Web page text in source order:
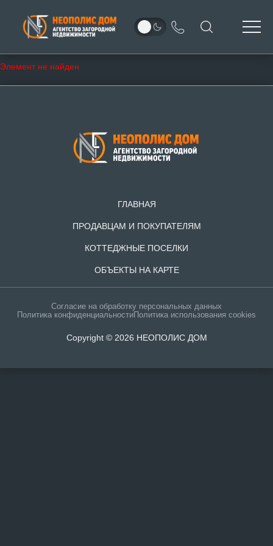
Элемент не найден
ГЛАВНАЯ
ПРОДАВЦАМ И ПОКУПАТЕЛЯМ
КОТТЕДЖНЫЕ ПОСЕЛКИ
ОБЪЕКТЫ НА КАРТЕ
Согласие на обработку персональных данных
Политика конфиденциальностиПолитика использования cookies
Copyright © 2026 НЕОПОЛИС ДОМ